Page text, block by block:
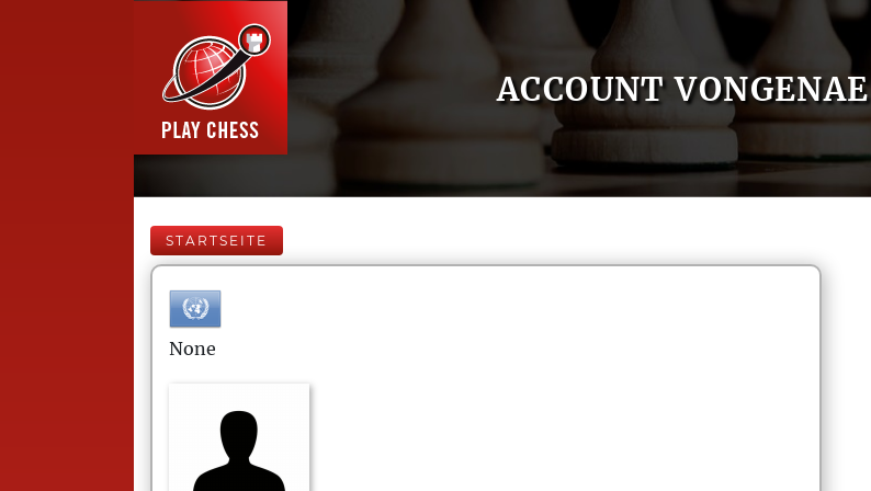
ACCOUNT VONGENAE
STARTSEITE
None